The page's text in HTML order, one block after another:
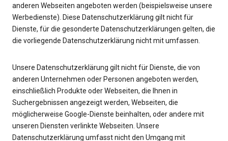
anderen Webseiten angeboten werden (beispielsweise unsere
Werbedienste). Diese Datenschutzerklärung gilt nicht für
Dienste, für die gesonderte Datenschutzerklärungen gelten, die
die vorliegende Datenschutzerklärung nicht mit umfassen.
Unsere Datenschutzerklärung gilt nicht für Dienste, die von
anderen Unternehmen oder Personen angeboten werden,
einschließlich Produkte oder Webseiten, die Ihnen in
Suchergebnissen angezeigt werden, Webseiten, die
möglicherweise Google-Dienste beinhalten, oder andere mit
unseren Diensten verlinkte Webseiten. Unsere
Datenschutzerklärung umfasst nicht den Umgang mit